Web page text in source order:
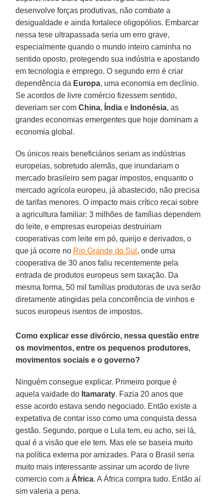
desenvolve forças produtivas, não combate a
desigualdade e ainda fortalece oligopólios. Embarcar
nessa tese ultrapassada seria um erro grave,
especialmente quando o mundo inteiro caminha no
sentido oposto, protegendo sua indústria e apostando
em tecnologia e emprego. O segundo erro é criar
dependência da Europa, uma economia em declínio.
Se acordos de livre comércio fizessem sentido,
deveriam ser comChina, Índia e Indonésia, as
grandes economias emergentes que hoje dominam a
economia global.
Os únicos reais beneficiários seriam as indústrias
europeias, sobretudo alemãs, que inundariam o
mercado brasileiro sem pagar impostos, enquanto o
mercado agrícola europeu, já abastecido, não precisa
de tarifas menores. O impacto mais crítico recai sobre
a agricultura familiar: 3 milhões de famílias dependem
do leite, e empresas europeias destruiriam
cooperativas com leite em pó, queijo e derivados, o
que já ocorre no Rio Grande do Sul , onde uma
cooperativa de 30 anos faliu recentemente pela
entrada de produtos europeus sem taxação. Da
mesma forma, 50 mil famílias produtoras de uva serão
diretamente atingidas pela concorrência de vinhos e
sucos europeus isentos de impostos.
Como explicar esse divórcio, nessa questão entre
os movimentos, entre os pequenos produtores,
movimentos sociais e o governo?
Ninguém consegue explicar. Primeiro porque é
aquela vaidade do Itamaraty. Fazia 20 anos que
esse acordo estava sendo negociado. Então existe a
expetativa de contar isso como uma conquista dessa
gestão. Segundo, porque o Lula tem, eu acho, sei lá,
qual é a visão que ele tem. Mas ele se baseia muito
na política externa por amizades. Para o Brasil seria
muito mais interessante assinar um acordo de livre
comercio com a África. A África compra tudo. Então aí
sim valeria a pena.